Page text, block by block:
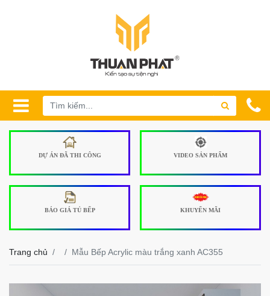
DỰ ÁN ĐÃ THI CÔNG VIDEO SẢN PHẨM
BÁO GIÁ TỦ BẾP KHUYẾN MÃI
Trang chủ Mẫu Bếp Acrylic màu trắng xanh AC355